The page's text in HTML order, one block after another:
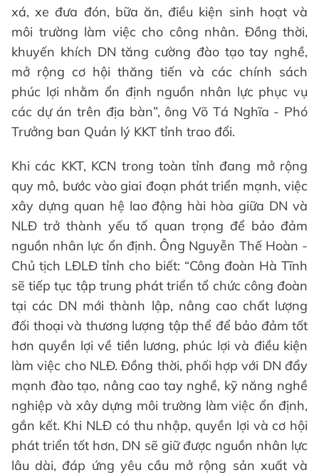
xá, xe đưa đón, bữa ăn, điều kiện sinh hoạt và
môi trường làm việc cho công nhân. Đồng thời,
khuyến khích DN tăng cường đào tạo tay nghề,
mở rộng cơ hội thăng tiến và các chính sách
phúc lợi nhằm ổn định nguồn nhân lực phục vụ
các dự án trên địa bàn”, ông Võ Tá Nghĩa - Phó
Trưởng ban Quản lý KKT tỉnh trao đổi.
Khi các KKT, KCN trong toàn tỉnh đang mở rộng
quy mô, bước vào giai đoạn phát triển mạnh, việc
xây dựng quan hệ lao động hài hòa giữa DN và
NLĐ trở thành yếu tố quan trọng để bảo đảm
nguồn nhân lực ổn định. Ông Nguyễn Thế Hoàn -
Chủ tịch LĐLĐ tỉnh cho biết: “Công đoàn Hà Tĩnh
sẽ tiếp tục tập trung phát triển tổ chức công đoàn
tại các DN mới thành lập, nâng cao chất lượng
đối thoại và thương lượng tập thể để bảo đảm tốt
hơn quyền lợi về tiền lương, phúc lợi và điều kiện
làm việc cho NLĐ. Đồng thời, phối hợp với DN đẩy
mạnh đào tạo, nâng cao tay nghề, kỹ năng nghề
nghiệp và xây dựng môi trường làm việc ổn định,
gắn kết. Khi NLĐ có thu nhập, quyền lợi và cơ hội
phát triển tốt hơn, DN sẽ giữ được nguồn nhân lực
lâu dài, đáp ứng yêu cầu mở rộng sản xuất và